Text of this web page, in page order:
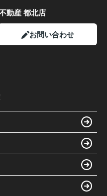
動産 都北店
お問い合わせ